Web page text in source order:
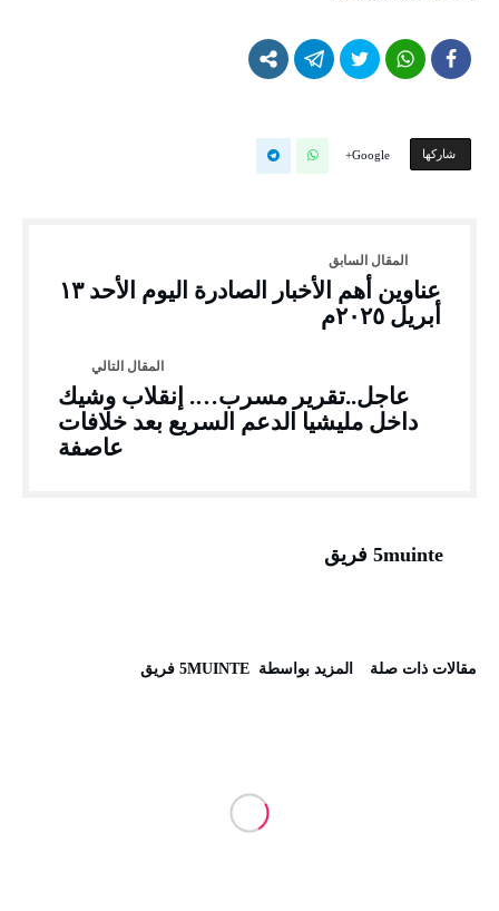
‫‫ شاركها‬ Google+
عناوين أهم الأخبار الصادرة اليوم الأحد ١٣
أبريل ٢٠٢٥م
عاجل..تقرير مسرب…. إنقلاب وشيك
داخل مليشيا الدعم السريع بعد خلافات
عاصفة
5muinte فريق
‫مقالات ذات صلة‬ ‫‫المزيد بواسطة‬ ‬ 5MUINTE فريق